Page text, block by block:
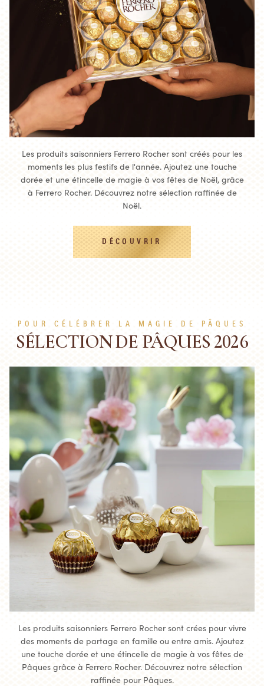
Les produits saisonniers Ferrero Rocher sont créés pour les
moments les plus festifs de l'année. Ajoutez une touche
dorée et une étincelle de magie à vos fêtes de Noël, grâce
à Ferrero Rocher.​ Découvrez notre sélection raffinée de
Noël.
DÉCOUVRIR
POUR CÉLÉBRER LA MAGIE DE PÂQUES
SÉLECTION DE PÂQUES 2026
Les produits saisonniers Ferrero Rocher sont crées pour vivre
des moments de partage en famille ou entre amis. Ajoutez
une touche dorée et une étincelle de magie à vos fêtes de
Pâques grâce à Ferrero Rocher. Découvrez notre sélection
raffinée pour Pâques.